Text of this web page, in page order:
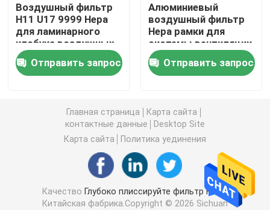
Воздушный фильтр сумки
Воздушный фильтр HEPA
Фильтр уплотнения HEPA геля
Высокотемпературный фильтр HEPA
V фильтр банка
Воздушный фильтр
H11 U17 9999 Hepa
для ламинарного
клобука воздушных
потоков
Отправить запрос
Алюминиевый
воздушный фильтр
Hepa рамки для
системы вентиляции
Отправить запрос
Главная страница
Карта сайта
контактные данные
Desktop Site
Карта сайта
Политика уединения
Качество Глубоко плиссируйте фильтр HEPA
Китайская фабрика.Copyright © 2026 Sichuan